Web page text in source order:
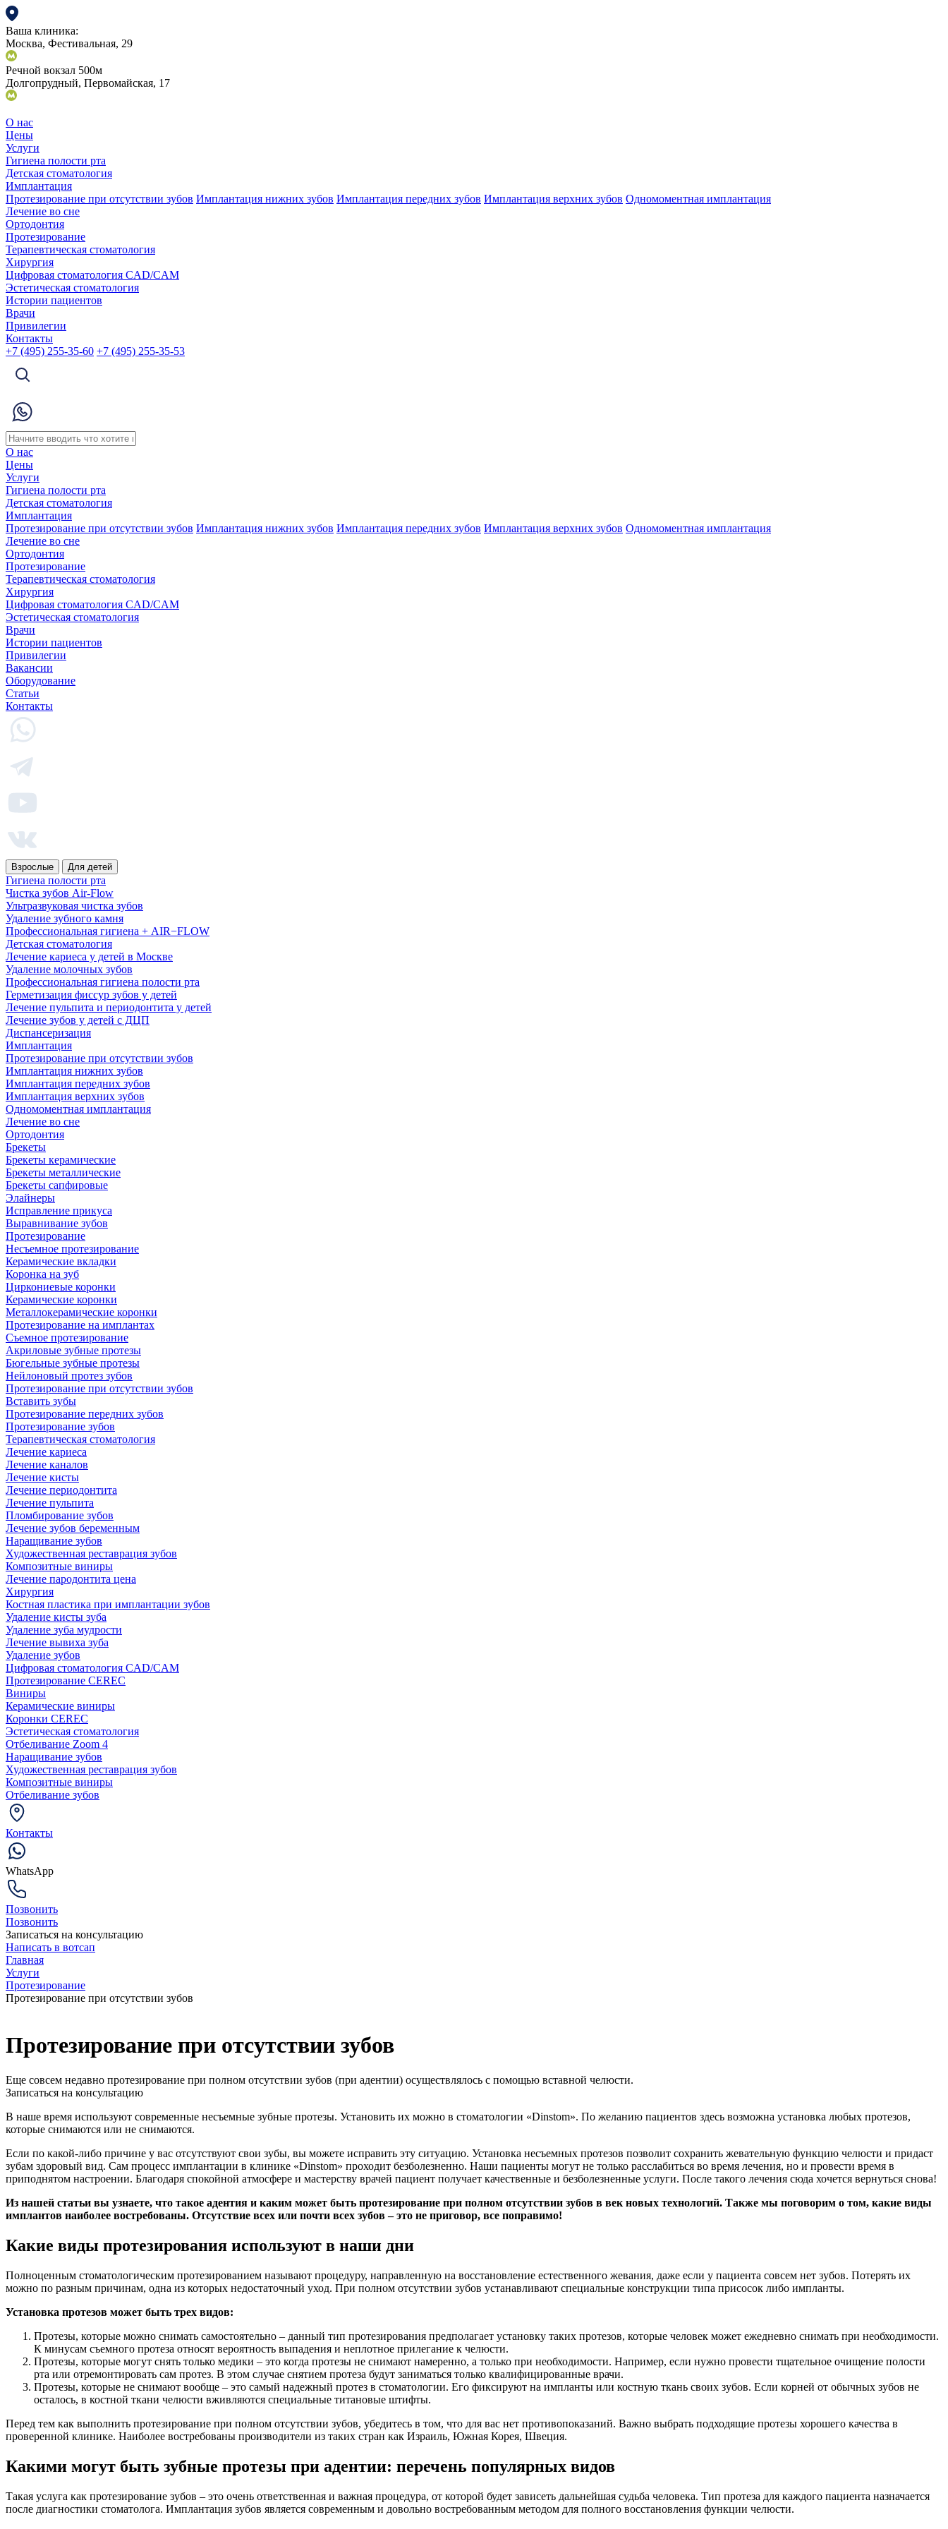
Ваша клиника:
Москва, Фестивальная, 29
Речной вокзал 500м
Долгопрудный, Первомайская, 17
О нас
Цены
Услуги
Гигиена полости рта
Детская стоматология
Имплантация
Протезирование при отсутствии зубов Имплантация нижних зубов Имплантация передних зубов Имплантация верхних зубов Одномоментная имплантация
Лечение во сне
Ортодонтия
Протезирование
Терапевтическая стоматология
Хирургия
Цифровая стоматология CAD/CAM
Эстетическая стоматология
Истории пациентов
Врачи
Привилегии
Контакты
+7 (495) 255-35-60 +7 (495) 255-35-53
О нас
Цены
Услуги
Гигиена полости рта
Детская стоматология
Имплантация
Протезирование при отсутствии зубов Имплантация нижних зубов Имплантация передних зубов Имплантация верхних зубов Одномоментная имплантация
Лечение во сне
Ортодонтия
Протезирование
Терапевтическая стоматология
Хирургия
Цифровая стоматология CAD/CAM
Эстетическая стоматология
Врачи
Истории пациентов
Привилегии
Вакансии
Оборудование
Статьи
Контакты
Взрослые Для детей
Гигиена полости рта
Чистка зубов Air-Flow
Ультразвуковая чистка зубов
Удаление зубного камня
Профессиональная гигиена + AIR−FLOW
Детская стоматология
Лечение кариеса у детей в Москве
Удаление молочных зубов
Профессиональная гигиена полости рта
Герметизация фиссур зубов у детей
Лечение пульпита и периодонтита у детей
Лечение зубов у детей с ДЦП
Диспансеризация
Имплантация
Протезирование при отсутствии зубов
Имплантация нижних зубов
Имплантация передних зубов
Имплантация верхних зубов
Одномоментная имплантация
Лечение во сне
Ортодонтия
Брекеты
Брекеты керамические
Брекеты металлические
Брекеты сапфировые
Элайнеры
Исправление прикуса
Выравнивание зубов
Протезирование
Несъемное протезирование
Керамические вкладки
Коронка на зуб
Циркониевые коронки
Керамические коронки
Металлокерамические коронки
Протезирование на имплантах
Съемное протезирование
Акриловые зубные протезы
Бюгельные зубные протезы
Нейлоновый протез зубов
Протезирование при отсутствии зубов
Вставить зубы
Протезирование передних зубов
Протезирование зубов
Терапевтическая стоматология
Лечение кариеса
Лечение каналов
Лечение кисты
Лечение периодонтита
Лечение пульпита
Пломбирование зубов
Лечение зубов беременным
Наращивание зубов
Художественная реставрация зубов
Композитные виниры
Лечение пародонтита цена
Хирургия
Костная пластика при имплантации зубов
Удаление кисты зуба
Удаление зуба мудрости
Лечение вывиха зуба
Удаление зубов
Цифровая стоматология CAD/CAM
Протезирование CEREC
Виниры
Керамические виниры
Коронки CEREC
Эстетическая стоматология
Отбеливание Zoom 4
Наращивание зубов
Художественная реставрация зубов
Композитные виниры
Отбеливание зубов
Контакты
WhatsApp
Позвонить
Позвонить
Записаться на консультацию
Написать в вотсап
Главная
Услуги
Протезирование
Протезирование при отсутствии зубов
Протезирование при отсутствии зубов
Еще совсем недавно протезирование при полном отсутствии зубов (при адентии) осуществлялось с помощью вставной челюсти.
Записаться на консультацию
В наше время используют современные несъемные зубные протезы. Установить их можно в стоматологии «Dinstom». По желанию пациентов здесь возможна установка любых протезов,
которые снимаются или не снимаются.
Если по какой-либо причине у вас отсутствуют свои зубы, вы можете исправить эту ситуацию. Установка несъемных протезов позволит сохранить жевательную функцию челюсти и придаст
зубам здоровый вид. Сам процесс имплантации в клинике «Dinstom» проходит безболезненно. Наши пациенты могут не только расслабиться во время лечения, но и провести время в
приподнятом настроении. Благодаря спокойной атмосфере и мастерству врачей пациент получает качественные и безболезненные услуги. После такого лечения сюда хочется вернуться снова!
Из нашей статьи вы узнаете, что такое адентия и каким может быть протезирование при полном отсутствии зубов в век новых технологий. Также мы поговорим о том, какие виды
имплантов наиболее востребованы. Отсутствие всех или почти всех зубов – это не приговор, все поправимо!
Какие виды протезирования используют в наши дни
Полноценным стоматологическим протезированием называют процедуру, направленную на восстановление естественного жевания, даже если у пациента совсем нет зубов. Потерять их
можно по разным причинам, одна из которых недостаточный уход. При полном отсутствии зубов устанавливают специальные конструкции типа присосок либо импланты.
Установка протезов может быть трех видов:
Протезы, которые можно снимать самостоятельно – данный тип протезирования предполагает установку таких протезов, которые человек может ежедневно снимать при необходимости.
К минусам съемного протеза относят вероятность выпадения и неплотное прилегание к челюсти.
Протезы, которые могут снять только медики – это когда протезы не снимают намеренно, а только при необходимости. Например, если нужно провести тщательное очищение полости
рта или отремонтировать сам протез. В этом случае снятием протеза будут заниматься только квалифицированные врачи.
Протезы, которые не снимают вообще – это самый надежный протез в стоматологии. Его фиксируют на импланты или костную ткань своих зубов. Если корней от обычных зубов не
осталось, в костной ткани челюсти вживляются специальные титановые штифты.
Перед тем как выполнить протезирование при полном отсутствии зубов, убедитесь в том, что для вас нет противопоказаний. Важно выбрать подходящие протезы хорошего качества в
проверенной клинике. Наиболее востребованы производители из таких стран как Израиль, Южная Корея, Швеция.
Какими могут быть зубные протезы при адентии: перечень популярных видов
Такая услуга как протезирование зубов – это очень ответственная и важная процедура, от которой будет зависеть дальнейшая судьба человека. Тип протеза для каждого пациента назначается
после диагностики стоматолога. Имплантация зубов является современным и довольно востребованным методом для полного восстановления функции челюсти.